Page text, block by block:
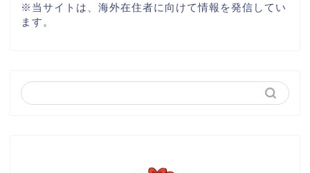
※ 当サイトは、海外在住者に向けて情報を発信してい
ます。